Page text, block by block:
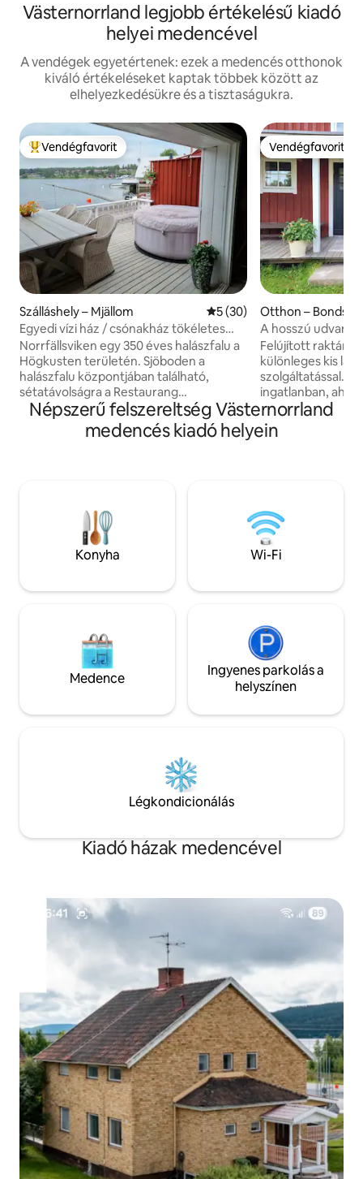
Västernorrland legjobb értékelésű kiadó
helyei medencével
A vendégek egyetértenek: ezek a medencés otthonok
kiváló értékeléseket kaptak többek között az
elhelyezkedésükre és a tisztaságukra.
Kiemelt vendégfavorit
Vendégfavorit
Szálláshely – Mjällom Átlagos értékelés: 5/5, 30
5 (30)
Egyedi vízi ház / csónakház tökéletes
párok vagy gyermekes családok
számára
Norrfällsviken egy 350 éves halászfalu a
Högkusten területén. Sjöboden a
halászfalu központjában található,
sétatávolságra a Restaurang
Fiskarfängettől, a Compassen
Pizzeriától, a Norrfällsviken Hotel &
Conference Center szállodától, a
például a Högbondens világítótorony, a
Mannaminne, a Skuleskogen, az Ulvönre
szóló hajókirándulások stb. a közelben.
Zárd a napjaidat egy pihentető úszással a
egy nyugtató pezsgőfürdővel (26–35.
Vendégfavorit
Vendégfavorit
Otthon –
eåstaden
A hosszú udvar
Felújított
különleges kis
szolgáltatással. Egy belvárosi
ingatlanban, ahol
található egy
biztonságos
házban az udvaron. Lehetőség
megérkezése
vállalunk
szolgáltatásokért;
fürdőzőt és/vagy
Népszerű felszereltség Västernorrland
medencés kiadó helyein
Konyha Wi-Fi
Medence
Ingyenes parkolás a
helyszínen
Légkondicionálás
Kiadó házak medencével